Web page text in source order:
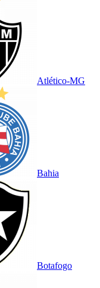
Atlético-MG
Bahia
Botafogo